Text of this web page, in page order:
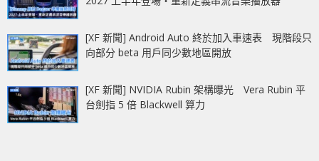
[XF 新聞] Android Auto 終於加入車速表 現階段只
向部分 beta 用戶同少數地區開放
[XF 新聞] NVIDIA Rubin 架構曝光 Vera Rubin 平
台劍指 5 倍 Blackwell 算力